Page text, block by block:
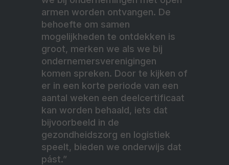
armen worden ontvangen. De
behoefte om samen
mogelijkheden te ontdekken is
groot, merken we als we bij
ondernemersverenigingen
komen spreken. Door te kijken of
er in een korte periode van een
aantal weken een deelcertificaat
kan worden behaald, iets dat
bijvoorbeeld in de
gezondheidszorg en logistiek
speelt, bieden we onderwijs dat
pást.”